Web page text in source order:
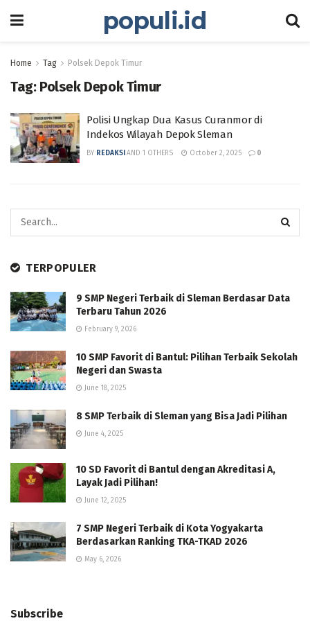
populi.id
Home Tag Polsek Depok Timur
Tag: Polsek Depok Timur
Polisi Ungkap Dua Kasus Curanmor di
Indekos Wilayah Depok Sleman
BY REDAKSI AND 1 OTHERS October 2, 2025 0
TERPOPULER
9 SMP Negeri Terbaik di Sleman Berdasar Data
Terbaru Tahun 2026
February 9, 2026
10 SMP Favorit di Bantul: Pilihan Terbaik Sekolah
Negeri dan Swasta
June 18, 2025
8 SMP Terbaik di Sleman yang Bisa Jadi Pilihan
June 4, 2025
10 SD Favorit di Bantul dengan Akreditasi A,
Layak Jadi Pilihan!
June 12, 2025
7 SMP Negeri Terbaik di Kota Yogyakarta
Berdasarkan Ranking TKA-TKAD 2026
May 6, 2026
Subscribe